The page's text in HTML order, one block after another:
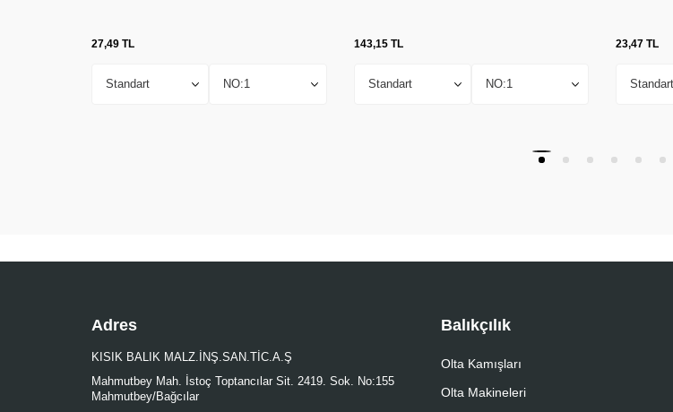
27,49 TL 143,15TL 23,47 TL
Adres
KISIK BALIK MALZ.İNŞ.SAN.TİC.A.Ş
Mahmutbey Mah. İstoç Toptancılar Sit. 2419. Sok. No:155
Mahmutbey/Bağcılar
Balıkçılık
Olta Kamışları
Olta Makineleri